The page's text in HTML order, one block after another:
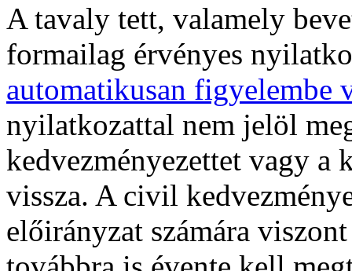
A tavaly tett, valamely
formailag érvényes
automatikusan figyelembe
nyilatkozattal nem jelöl
kedvezményezettet vagy
vissza. A civil
előirányzat számára